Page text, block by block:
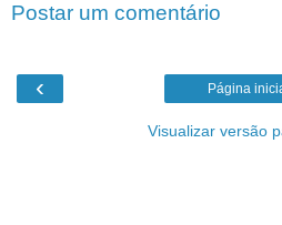
Postar um comentário
‹ Página
Visualizar versão